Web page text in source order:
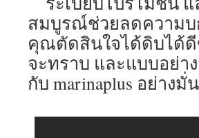
สมบูรณ์ช่วยลดความบ
คุณตัดสินใจได้ดิบได้
จะทราบ และแบบอย่า
กับ marinaplus อย่างมั่